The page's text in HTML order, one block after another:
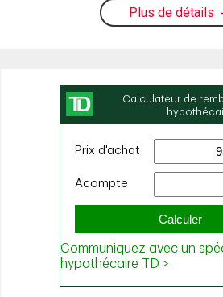
Plus de détails